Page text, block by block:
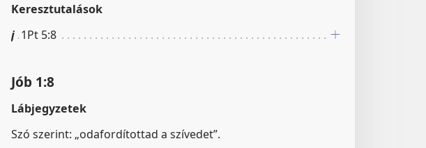
Keresztutalások
j 1Pt 5:8
Jób 1:8
Lábjegyzetek
Szó szerint: „odafordítottad a szívedet”.